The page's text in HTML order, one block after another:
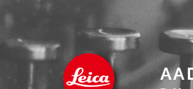
content